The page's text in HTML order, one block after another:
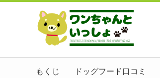
もくじ ドッグフード口コミ